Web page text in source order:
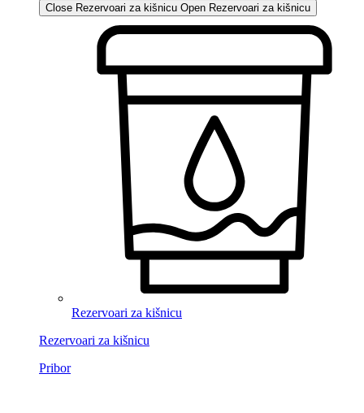
Close Rezervoari za kišnicu Open Rezervoari za kišnicu
Rezervoari za kišnicu
Rezervoari za kišnicu
Pribor